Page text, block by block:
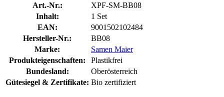
Art.-Nr.:
XPF-SM-BB08
Inhalt:
1 Set
EAN:
9001502102484
Hersteller-Nr.:
BB08
Marke:
Samen Maier
Produkteigenschaften:
Plastikfrei
Bundesland:
Oberösterreich
Gütesiegel & Zertifikate: Bio zertifiziert